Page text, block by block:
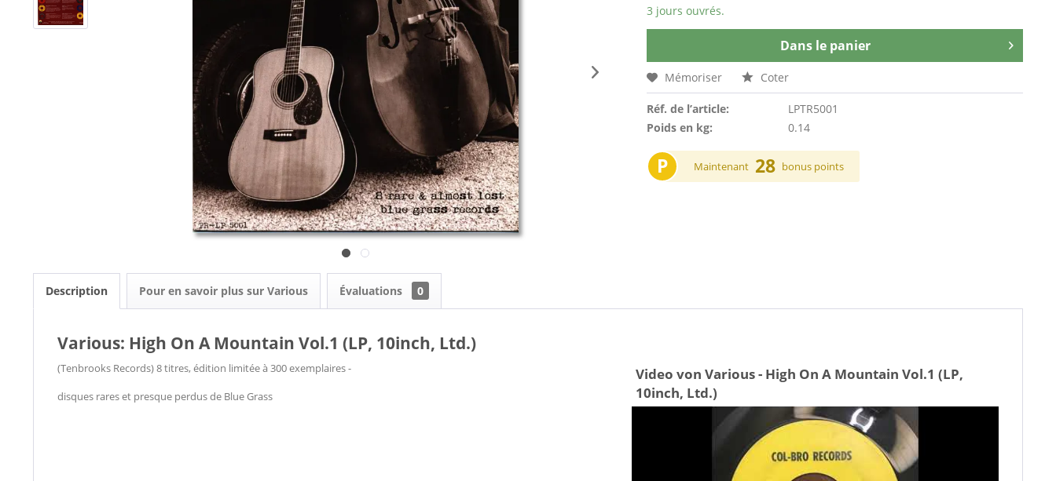
3 jours ouvrés.
Dans le panier
Mémoriser Coter
Réf. de l’article:
LPTR5001
Poids en kg:
0.14
P Maintenant 28 bonus points
Description Pour en savoir plus sur Various Évaluations 0
Various: High On A Mountain Vol.1 (LP, 10inch, Ltd.)
(Tenbrooks Records) 8 titres, édition limitée à 300 exemplaires -
disques rares et presque perdus de Blue Grass
Video von Various - High On A Mountain Vol.1 (LP,
10inch, Ltd.)